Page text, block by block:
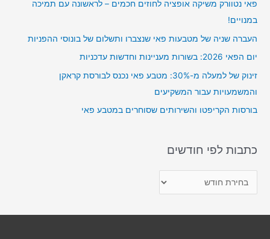
h
f
o
r
פאי נטוורק משיקה אופציה לחוזים חכמים – לראשונה עם תמיכה
במנויים!
העברה שניה של מטבעות פאי שנצברו ותשלום של בונוסי ההפניות
יום הפאי 2026: בשורות מעניינות וחדשות עדכניות
זינוק של למעלה מ-30%: מטבע פאי נכנס לבורסת קראקן
והמשמעויות עבור המשקיעים
בורסות הקריפטו והשירותים שסוחרים במטבע פאי
כתבות לפי חודשים
ת